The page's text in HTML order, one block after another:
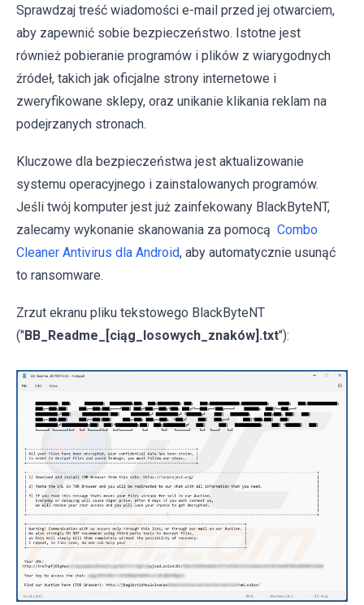
Sprawdzaj treść wiadomości e-mail przed jej otwarciem,
aby zapewnić sobie bezpieczeństwo. Istotne jest
również pobieranie programów i plików z wiarygodnych
źródeł, takich jak oficjalne strony internetowe i
zweryfikowane sklepy, oraz unikanie klikania reklam na
podejrzanych stronach.
Kluczowe dla bezpieczeństwa jest aktualizowanie
systemu operacyjnego i zainstalowanych programów.
Jeśli twój komputer jest już zainfekowany BlackByteNT,
zalecamy wykonanie skanowania za pomocą Combo
Cleaner Antivirus dla Android, aby automatycznie usunąć
to ransomware.
Zrzut ekranu pliku tekstowego BlackByteNT
("BB_Readme_[ciąg_losowych_znaków].txt"):